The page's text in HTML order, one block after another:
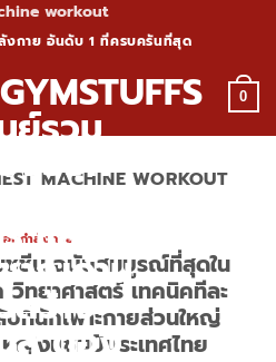
workout
งกาย อันดับ 1 ที่ครบครันที่สุด
0
MACHINE WORKOUT
อกกำลังกาย
ชชีน ฉบับสมบูรณ์ที่สุดใน
วิทยาศาสตร์ เทคนิคทีละ
ที่นักเพาะกายส่วนใหญ่
ญิงแชมป์ประเทศไทย